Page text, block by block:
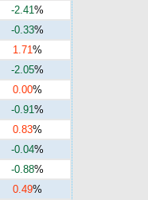
-2.41%
-0.33%
1.71%
-2.05%
0.00%
-0.91%
0.83%
-0.04%
-0.88%
0.49%